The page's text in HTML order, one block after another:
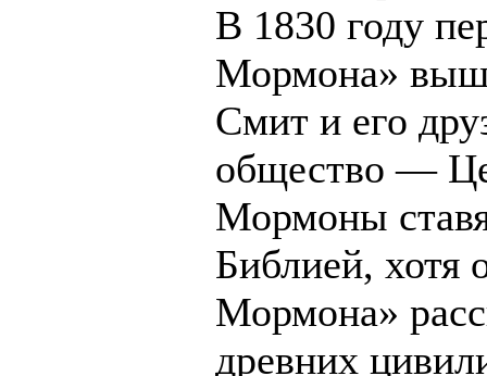
В 1830 году
Мормона»
Смит и его
общество —
Мормоны
Библией, хотя
Мормона»
древних